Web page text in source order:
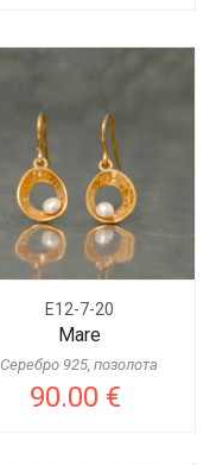
E12-7-20
Mare
Серебро 925, позолота
90.00 €